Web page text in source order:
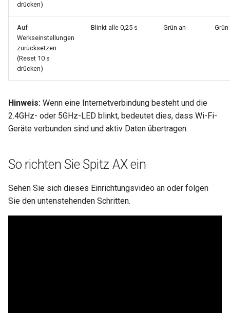
drücken)
Auf
Werkseinstellungen
zurücksetzen
(Reset 10 s
drücken)
Blinkt alle 0,25 s Grün an Grün
Hinweis: Wenn eine Internetverbindung besteht und die
2.4GHz- oder 5GHz-LED blinkt, bedeutet dies, dass Wi-Fi-
Geräte verbunden sind und aktiv Daten übertragen.
So richten Sie Spitz AX ein
Sehen Sie sich dieses Einrichtungsvideo an oder folgen
Sie den untenstehenden Schritten.